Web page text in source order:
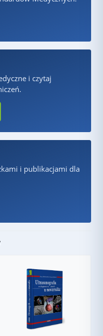
i czytaj
i publikacjami dla